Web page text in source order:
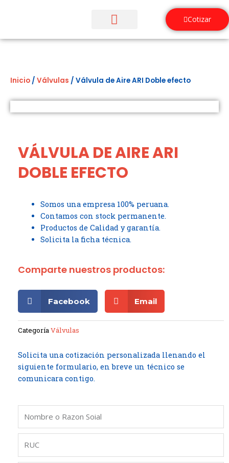
Cotizar
Inicio / Válvulas / Válvula de Aire ARI Doble efecto
VÁLVULA DE AIRE ARI
DOBLE EFECTO
Somos una empresa 100% peruana.
Contamos con stock permanente.
Productos de Calidad y garantía.
Solicita la ficha técnica.
Comparte nuestros productos:
Facebook Email
CategoríaVálvulas
Solicita una cotización personalizada llenando el
siguiente formulario, en breve un técnico se
comunicara contigo.